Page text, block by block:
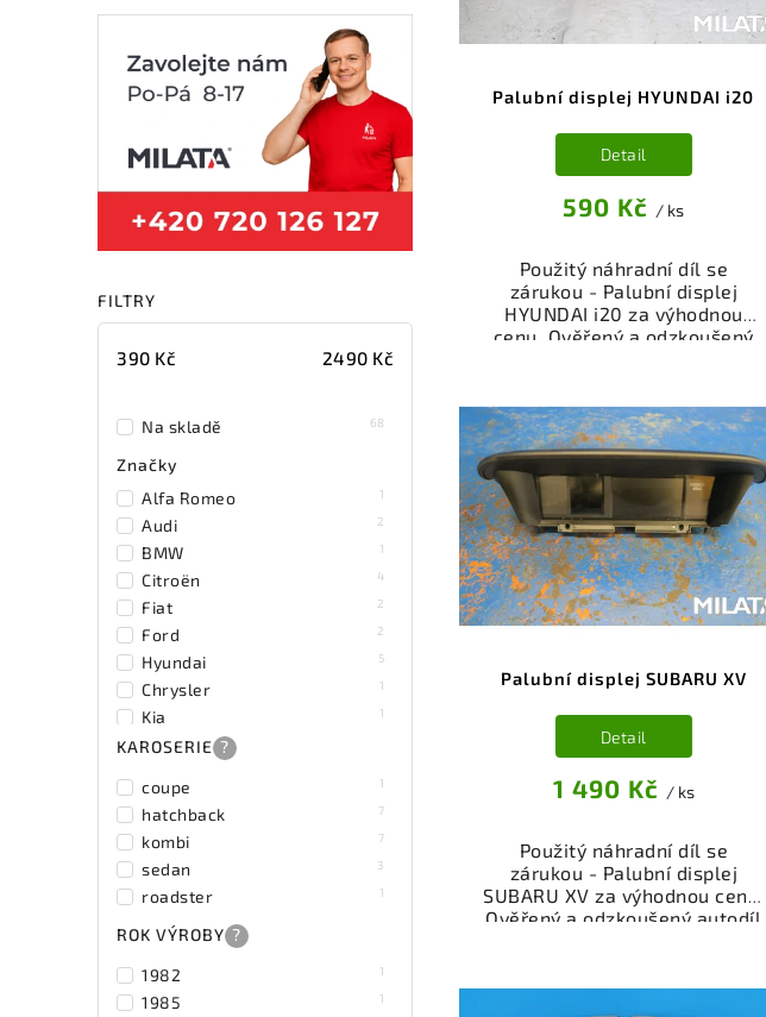
FILTRY
390 Kč 2490 Kč
Na skladě 68
Značky
Alfa Romeo
1
Audi 2
BMW 1
Citroën 4
Fiat 2
Ford 2
Hyundai 5
Chrysler 1
Kia 1
Mazda
Mini
Opel
Peugeot
Seat
Smart
Subaru
KAROSERIE ?
coupe
1
hatchback 7
kombi 7
sedan 3
roadster 1
ROK VÝROBY ?
1982
1
1985 1
Palubní displej HYUNDAI i20
590 Kč / ks
Detail
Použitý náhradní díl se
zárukou - Palubní displej
HYUNDAI i20 za výhodnou
cenu. Ověřený a odzkoušený
příslušenství pro váš vůz.
Ověřený a funkční autodíl z
vrakoviště, připravený k
montáži. Nabízíme osobní
odběr nebo rychlé doručení
přes e-shop. Samozřejmostí je
garance vrácení peněz v
případě nespokojenosti.
Palubní displej SUBARU XV
1 490 Kč / ks
Detail
Použitý náhradní díl se
zárukou - Palubní displej
SUBARU XV za výhodnou cenu.
Ověřený a odzkoušený autodíl
váš vůz. Ověřený a funkční